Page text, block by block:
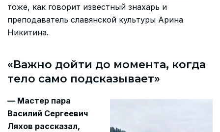
тоже, как говорит известный знахарь и
преподаватель славянской культуры Арина
Никитина.
«Важно дойти до момента, когда
тело само подсказывает»
— Мастер пара
Василий Сергеевич
Ляхов рассказал,